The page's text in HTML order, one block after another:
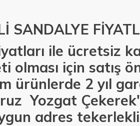
SANDALYE
ile ücretsiz
için satış
ürünlerde 2 yıl
Yozgat
adres